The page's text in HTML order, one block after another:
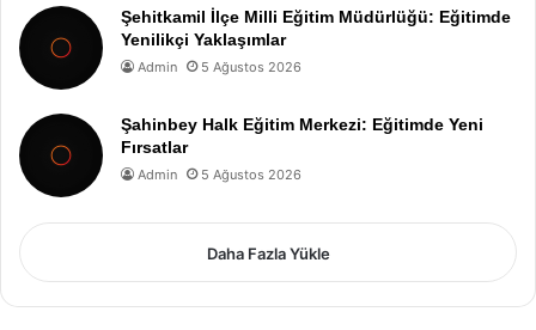
Şehitkamil İlçe Milli Eğitim Müdürlüğü: Eğitimde
Yenilikçi Yaklaşımlar
Admin 5 Ağustos 2026
Şahinbey Halk Eğitim Merkezi: Eğitimde Yeni
Fırsatlar
Admin 5 Ağustos 2026
Daha Fazla Yükle